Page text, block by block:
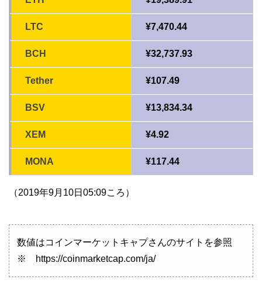
LTC ¥7,470.44
BCH ¥32,737.93
Tether ¥107.49
BSV ¥13,834.34
XEM ¥4.92
MONA ¥117.44
（2019年9月10日05:09ころ）
数値はコインマーケットキャプさんのサイトを参照
※ https://coinmarketcap.com/ja/